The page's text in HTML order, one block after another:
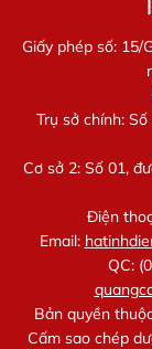
Giấy phép số: 15/
Trụ sở chính:
Cơ sở 2: Số 01,
Điện
Email:
QC:
Bản quyền
Cấm sao chép